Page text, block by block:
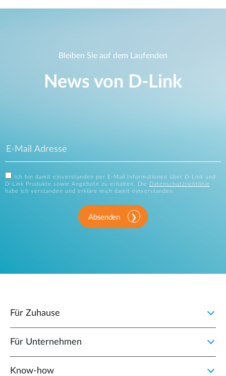
Bleiben Sie auf dem Laufenden
News von D‑Link
Ich bin damit einverstanden per E-Mail Informationen über D-Link und
D-Link Produkte sowie Angebote zu erhalten. Die
Datenschutzrichtlinie
habe ich verstanden und erkläre mich damit einverstanden.
Absenden
Für Zuhause
Für Unternehmen
Know-how